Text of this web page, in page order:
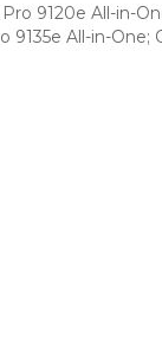
9120e All-in-
9135e All-in-